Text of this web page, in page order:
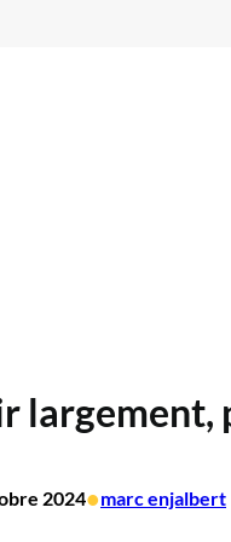
largement,
2024•marc enjalbert